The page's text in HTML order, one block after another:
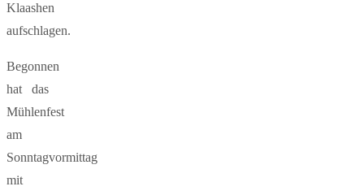
Klaashen
aufschlagen.
Begonnen
hat das
Mühlenfest
am
Sonntagvormittag
mit